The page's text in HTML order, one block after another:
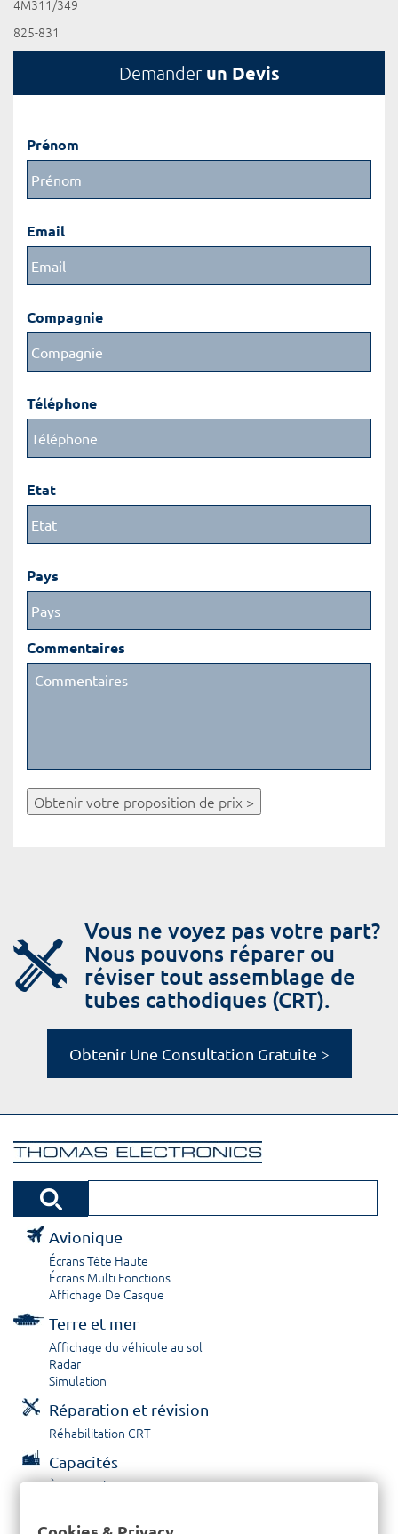
4M311/349
825-831
Demander un Devis
Prénom
Email
Compagnie
Téléphone
Etat
Pays
Commentaires
Obtenir votre proposition de prix >
Vous ne voyez pas votre part?
Nous pouvons réparer ou
réviser tout assemblage de
tubes cathodiques (CRT).
Obtenir Une Consultation Gratuite >
Avionique
Écrans Tête Haute
Écrans Multi Fonctions
Affichage De Casque
Terre et mer
Affichage du véhicule au sol
Radar
Simulation
Réparation et révision
Réhabilitation CRT
Capacités
À propos / Historique